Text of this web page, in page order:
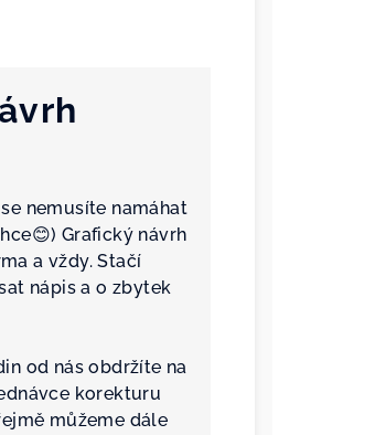
nemusíte namáhat
Grafický návrh
a vždy. Stačí
nápis a o zbytek
od nás obdržíte na
korekturu
můžeme dále